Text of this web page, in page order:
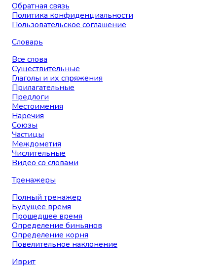
Обратная связь
Политика конфиденциальности
Пользовательское соглашение
Словарь
Все слова
Существительные
Глаголы и их спряжения
Прилагательные
Предлоги
Местоимения
Наречия
Союзы
Частицы
Междометия
Числительные
Видео со словами
Тренажеры
Полный тренажер
Будущее время
Прошедшее время
Определение биньянов
Определение корня
Повелительное наклонение
Иврит